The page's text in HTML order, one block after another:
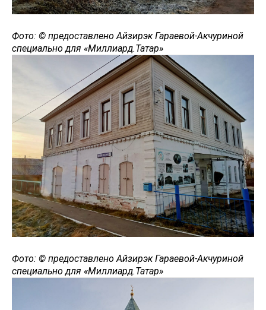
Фото: © предоставлено Айзирэк Гараевой-Акчуриной
специально для «Миллиард.Татар»
Фото: © предоставлено Айзирэк Гараевой-Акчуриной
специально для «Миллиард.Татар»